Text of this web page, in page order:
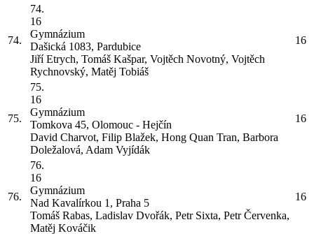
74.
74.
16
Gymnázium
Dašická 1083, Pardubice
Jiří Etrych, Tomáš Kašpar, Vojtěch Novotný, Vojtěch
Rychnovský, Matěj Tobiáš
16
75.
75.
16
Gymnázium
Tomkova 45, Olomouc - Hejčín
David Charvot, Filip Blažek, Hong Quan Tran, Barbora
Doležalová, Adam Vyjídák
16
76.
76.
16
Gymnázium
Nad Kavalírkou 1, Praha 5
Tomáš Rabas, Ladislav Dvořák, Petr Sixta, Petr Červenka,
Matěj Kováčik
16